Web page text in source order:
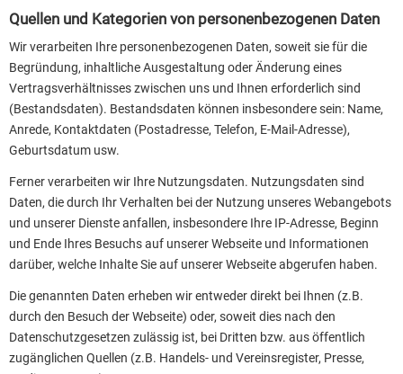
Quellen und Kategorien von personenbezogenen Daten
Wir verarbeiten Ihre personenbezogenen Daten, soweit sie für die
Begründung, inhaltliche Ausgestaltung oder Änderung eines
Vertragsverhältnisses zwischen uns und Ihnen erforderlich sind
(Bestandsdaten). Bestandsdaten können insbesondere sein: Name,
Anrede, Kontaktdaten (Postadresse, Telefon, E-Mail-Adresse),
Geburts­datum usw.
Ferner verarbeiten wir Ihre Nutzungsdaten. Nutzungsdaten sind
Daten, die durch Ihr Verhalten bei der Nutzung unseres Webangebots
und unserer Dienste anfallen, insbesondere Ihre IP-Adresse, Beginn
und Ende Ihres Besuchs auf unserer Webseite und Informationen
darüber, welche Inhalte Sie auf unserer Webseite abgerufen haben.
Die genannten Daten erheben wir entweder direkt bei Ihnen (z.B.
durch den Besuch der Webseite) oder, soweit dies nach den
Datenschutzgesetzen zulässig ist, bei Dritten bzw. aus öffentlich
zugänglichen Quellen (z.B. Handels- und Vereinsregister, Presse,